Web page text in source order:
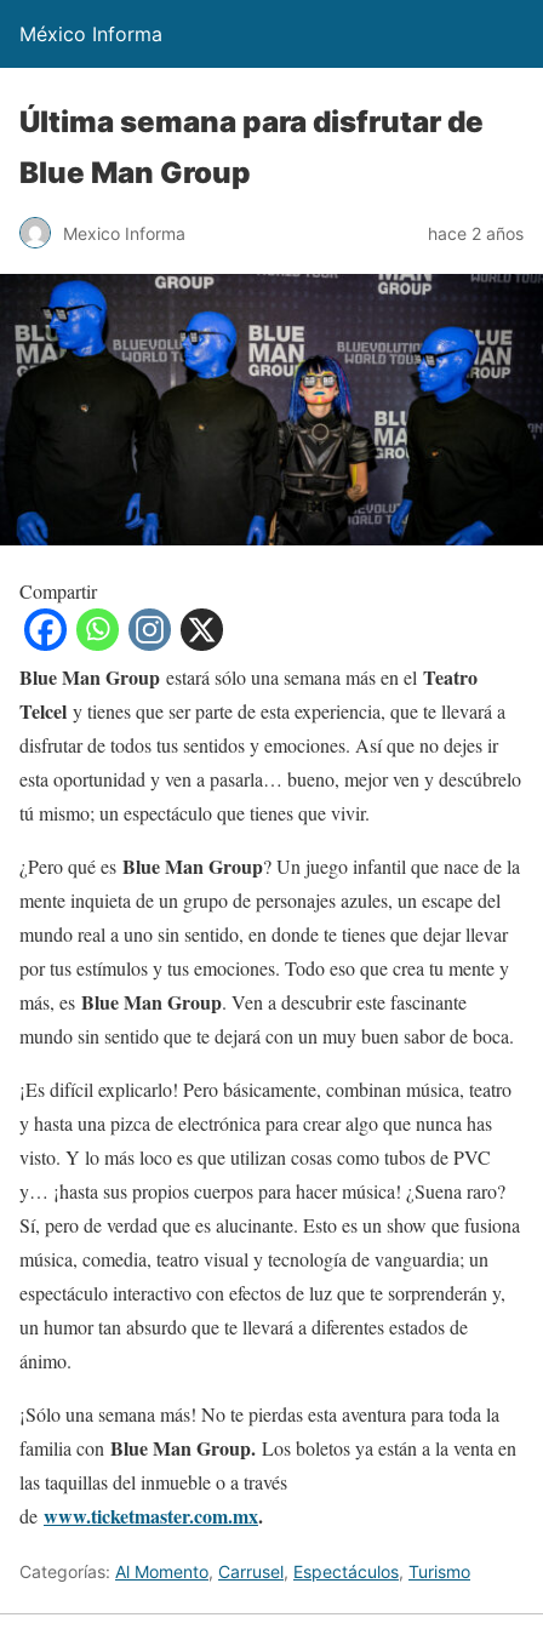
México Informa
Última semana para disfrutar de
Blue Man Group
Mexico Informa hace 2 años
Compartir
Blue Man Group estará sólo una semana más en el Teatro
Telcel y tienes que ser parte de esta experiencia, que te llevará a
disfrutar de todos tus sentidos y emociones. Así que no dejes ir
esta oportunidad y ven a pasarla… bueno, mejor ven y descúbrelo
tú mismo; un espectáculo que tienes que vivir.
¿Pero qué es Blue Man Group? Un juego infantil que nace de la
mente inquieta de un grupo de personajes azules, un escape del
mundo real a uno sin sentido, en donde te tienes que dejar llevar
por tus estímulos y tus emociones. Todo eso que crea tu mente y
más, es Blue Man Group. Ven a descubrir este fascinante
mundo sin sentido que te dejará con un muy buen sabor de boca.
¡Es difícil explicarlo! Pero básicamente, combinan música, teatro
y hasta una pizca de electrónica para crear algo que nunca has
visto. Y lo más loco es que utilizan cosas como tubos de PVC
y… ¡hasta sus propios cuerpos para hacer música! ¿Suena raro?
Sí, pero de verdad que es alucinante. Esto es un show que fusiona
música, comedia, teatro visual y tecnología de vanguardia; un
espectáculo interactivo con efectos de luz que te sorprenderán y,
un humor tan absurdo que te llevará a diferentes estados de
ánimo.
¡Sólo una semana más! No te pierdas esta aventura para toda la
familia con Blue Man Group. Los boletos ya están a la venta en
las taquillas del inmueble o a través
de www.ticketmaster.com.mx.
Categorías: Al Momento, Carrusel, Espectáculos, Turismo